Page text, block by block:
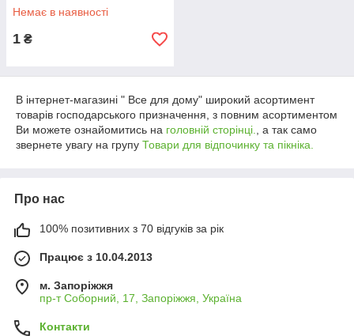
Немає в наявності
1 ₴
В інтернет-магазині " Все для дому" широкий асортимент
товарів господарського призначення, з повним асортиментом
Ви можете ознайомитись на головній сторінці.
, а так само
звернете увагу на групу Товари для відпочинку та пікніка.
Про нас
100% позитивних з 70 відгуків за рік
Працює з 10.04.2013
м. Запоріжжя
пр-т Соборний, 17, Запоріжжя, Україна
Контакти